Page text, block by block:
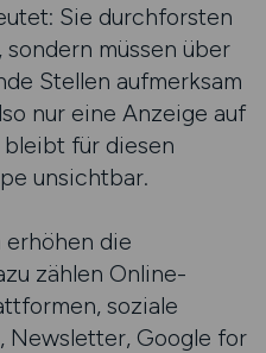
Sie durchforsten
müssen über
Stellen aufmerksam
nur eine Anzeige auf
für diesen
unsichtbar.
die
zählen Online-
soziale
Newsletter, Google for